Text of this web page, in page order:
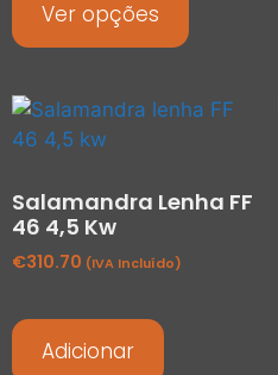
Ver opções
Salamandra Lenha FF
46 4,5 Kw
€310.70 (IVA Incluído)
Adicionar